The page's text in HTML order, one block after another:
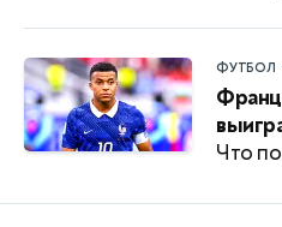
ФУТБОЛ
Что